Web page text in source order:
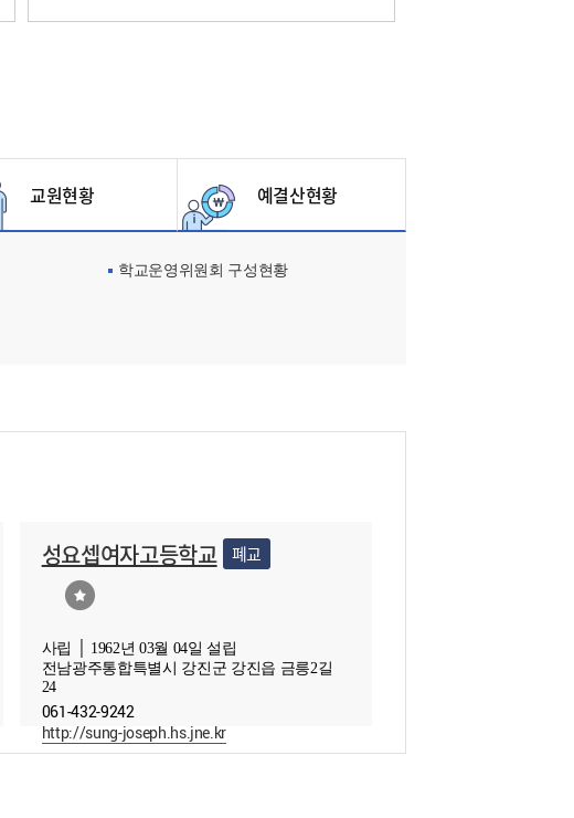
교원현황 예결산현황
학교운영위원회 구성현황
성요셉여자고등학교 폐교
사립 │ 1962년 03월 04일 설립
전남광주통합특별시 강진군 강진읍 금릉2길
24
061-432-9242
http://sung-joseph.hs.jne.kr